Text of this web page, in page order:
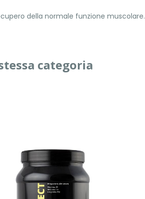
della normale funzione muscolare.
categoria